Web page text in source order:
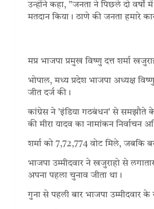
उन्होंने कहा, ”जनता ने पिछले दो वर्षों में
मतदान किया। ठाणे की जनता हमारे
मप्र भाजपा प्रमुख विष्णु दत्त शर्मा
भोपाल, मध्य प्रदेश भाजपा अध्यक्ष
जीत दर्ज की।
कांग्रेस ने ’इंडिया गठबंधन’ से समझौते
की मीरा यादव का नामांकन निर्वाचन
शर्मा को 7,72,774 वोट मिले, जबकि
भाजपा उम्मीदवार ने खजुराहो से
अपना पहला चुनाव जीता था।
गुना से पहली बार भाजपा उम्मीदवार